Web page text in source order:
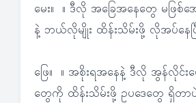
မေး။ ။ ဒီလို အခြေအနေတွေ မဖြစ်
နဲ့ ဘယ်လိုမျိုး ထိန်းသိမ်းဖို့ လိုအပ်နေပ
ဖြေ။ ။ အစိုးရအနေနဲ့ ဒီလို အွန်လိုင်းပ
တွေကို ထိန်းသိမ်းဖို့ ဥပဒေတွေ ရှိတာ